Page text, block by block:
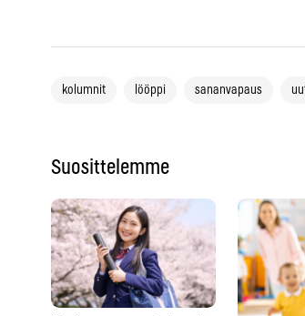
kolumnit lööppi sananvapaus
Suosittelemme